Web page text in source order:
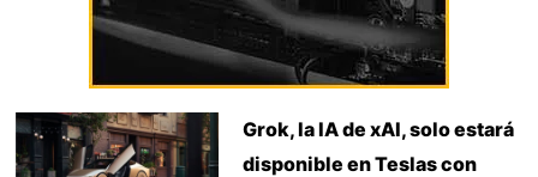
Grok, la IA de xAI, solo estará
disponible en Teslas con